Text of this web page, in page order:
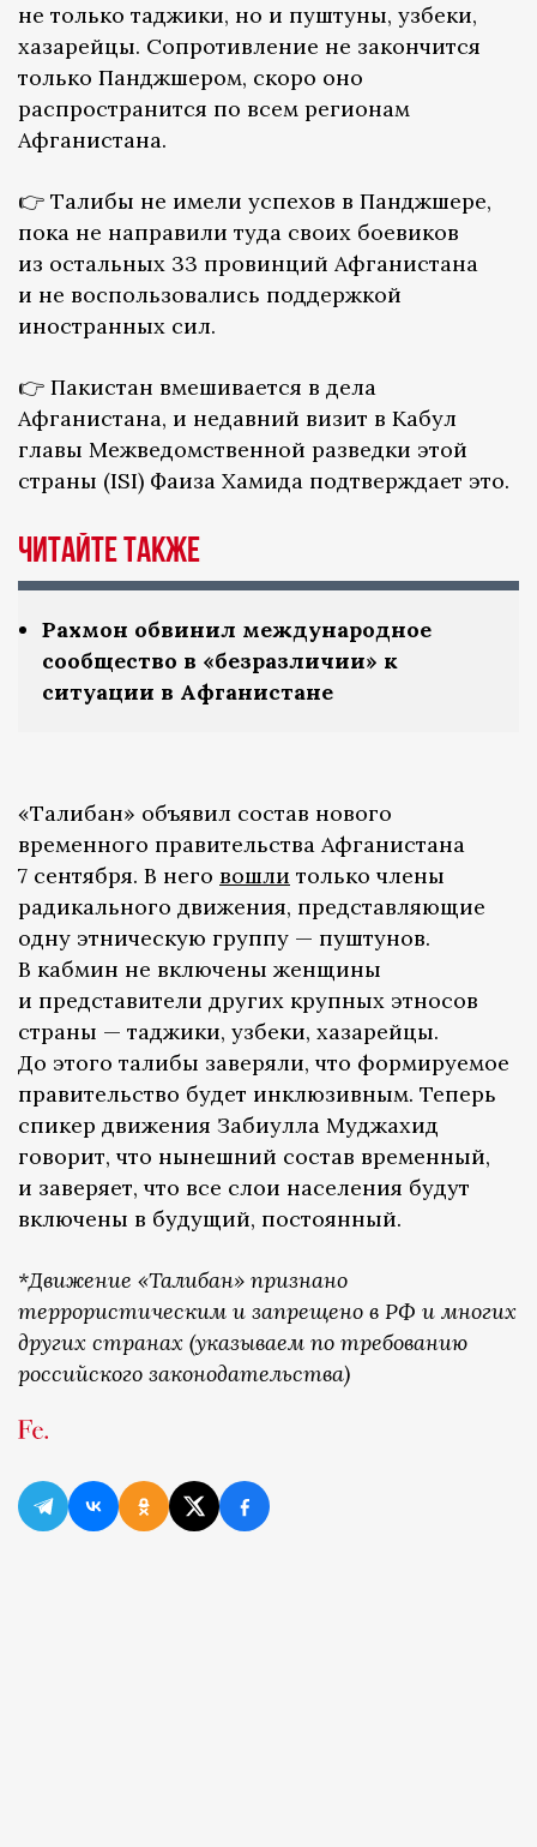
не только таджики, но и пуштуны, узбеки,
хазарейцы. Сопротивление не закончится
только Панджшером, скоро оно
распространится по всем регионам
Афганистана.
👉 Талибы не имели успехов в Панджшере,
пока не направили туда своих боевиков
из остальных 33 провинций Афганистана
и не воспользовались поддержкой
иностранных сил.
👉 Пакистан вмешивается в дела
Афганистана, и недавний визит в Кабул
главы Межведомственной разведки этой
страны (ISI) Фаиза Хамида подтверждает это.
Читайте также
Рахмон обвинил международное
сообщество в «безразличии» к
ситуации в Афганистане
«Талибан» объявил состав нового
временного правительства Афганистана
7 сентября. В него вошли только члены
радикального движения, представляющие
одну этническую группу — пуштунов.
В кабмин не включены женщины
и представители других крупных этносов
страны — таджики, узбеки, хазарейцы.
До этого талибы заверяли, что формируемое
правительство будет инклюзивным. Теперь
спикер движения Забиулла Муджахид
говорит, что нынешний состав временный,
и заверяет, что все слои населения будут
включены в будущий, постоянный.
*Движение «Талибан» признано
террористическим и запрещено в РФ и многих
других странах (указываем по требованию
российского законодательства)